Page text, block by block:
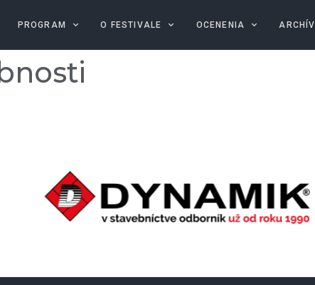
PROGRAM O FESTIVALE OCENENIA ARCHÍV